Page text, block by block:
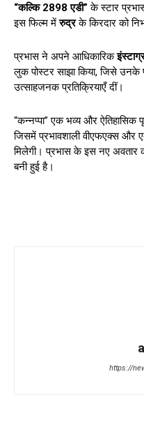
“कल्कि 2898 एडी” के स्टार
इस फिल्म मेंरुद्रके किरदार को
प्रभास ने अपने आधिकारिक
लुक पोस्टर साझा किया, जिसे
उत्साहजनक प्रतिक्रियाएँ दीं।
“कन्नप्पा” एक भव्य और ऐतिहासिक
जिसमें प्रभावशाली वीएफएक्स और
मिलेगी। प्रभास के इस नए
बनी हुई है।
https://